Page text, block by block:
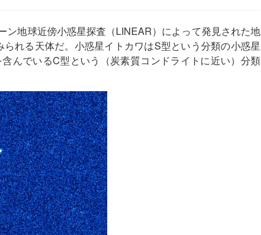
ン地球近傍小惑星探査（LINEAR）によって発見された地
れる天体だ。小惑星イトカワはS型という分類の小惑星
んでいるC型という（炭素質コンドライトに近い）分類